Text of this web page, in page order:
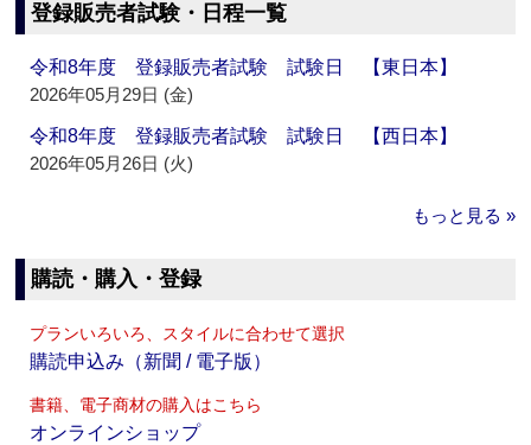
登録販売者試験・日程一覧
令和8年度 登録販売者試験 試験日 【東日本】
2026年05月29日 (金)
令和8年度 登録販売者試験 試験日 【西日本】
2026年05月26日 (火)
もっと見る »
購読・購入・登録
プランいろいろ、スタイルに合わせて選択
購読申込み（新聞 / 電子版）
書籍、電子商材の購入はこちら
オンラインショップ